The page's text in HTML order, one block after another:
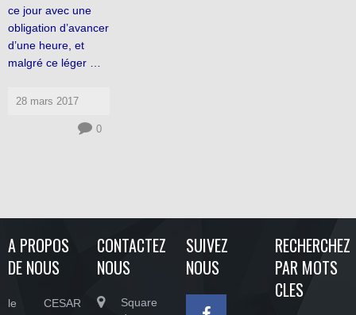
ce jour avec une
obligation d’avancer
d’une heure, et
malgré ce léger …
28 mars 2017
0
A PROPOS
DE NOUS
le CESAR
CONTACTEZ
NOUS
Square
SUIVEZ
NOUS
RECHERCHEZ
PAR MOTS
CLES